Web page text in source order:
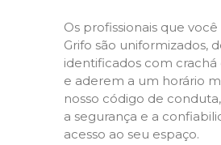
Os profissionais que
Grifo são uniformizados,
identificados com crachá
e aderem a um horário
nosso código de
a segurança e a
acesso ao seu espaço.